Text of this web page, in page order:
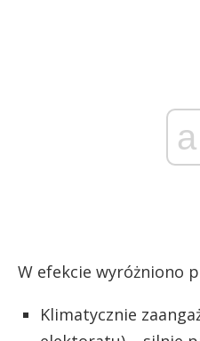
W efekcie wyróżniono
Klimatycznie